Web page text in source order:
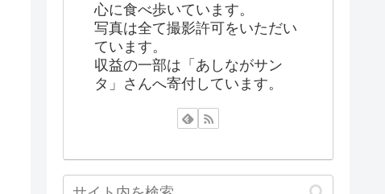
心に食べ歩いています。
写真は全て撮影許可をいただい
ています。
収益の一部は「あしながサン
タ」さんへ寄付しています。